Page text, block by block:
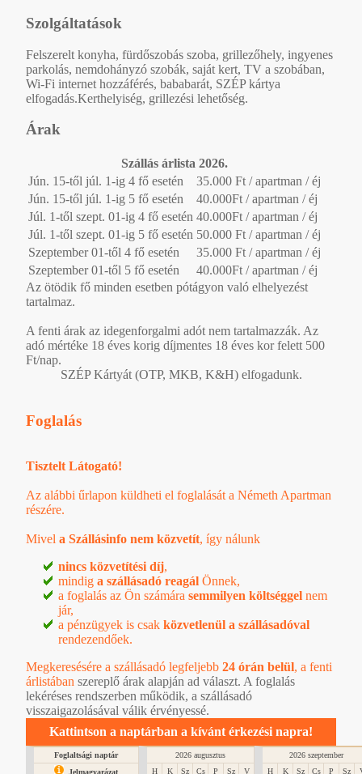
Szolgáltatások
Felszerelt konyha, fürdőszobás szoba, grillezőhely, ingyenes
parkolás, nemdohányzó szobák, saját kert, TV a szobában,
Wi-Fi internet hozzáférés, bababarát, SZÉP kártya
elfogadás.Kerthelyiség, grillezési lehetőség.
Árak
Szállás árlista 2026.
Jún. 15-től júl. 1-ig 4 fő esetén
35.000 Ft / apartman / éj
Jún. 15-től júl. 1-ig 5 fő esetén
40.000Ft / apartman / éj
Júl. 1-től szept. 01-ig 4 fő esetén 40.000Ft / apartman / éj
Júl. 1-től szept. 01-ig 5 fő esetén 50.000 Ft / apartman / éj
Szeptember 01-től 4 fő esetén
35.000 Ft / apartman / éj
Szeptember 01-től 5 fő esetén
40.000Ft / apartman / éj
Az ötödik fő minden esetben pótágyon való elhelyezést
tartalmaz.
A fenti árak az idegenforgalmi adót nem tartalmazzák. Az
adó mértéke 18 éves korig díjmentes 18 éves kor felett 500
Ft/nap.
SZÉP Kártyát (OTP, MKB, K&H) elfogadunk.
Foglalás
Tisztelt Látogató!
Az alábbi űrlapon küldheti el foglalását a Németh Apartman
részére.
Mivel a Szállásinfo nem közvetít, így nálunk
nincs közvetítési díj,
mindig a szállásadó reagál Önnek,
a foglalás az Ön számára semmilyen költséggel nem
jár,
a pénzügyek is csak közvetlenül a szállásadóval
rendezendőek.
Megkeresésére a szállásadó legfeljebb 24 órán belül, a fenti
árlistában szereplő árak alapján ad választ. A foglalás
lekéréses rendszerben működik, a szállásadó
visszaigazolásával válik érvényessé.
Kattintson a naptárban a kívánt érkezési napra!
Foglaltsági naptár
2026 augusztus
H
K Sz Cs P Sz V
2026 szeptember
H
K Sz Cs P Sz